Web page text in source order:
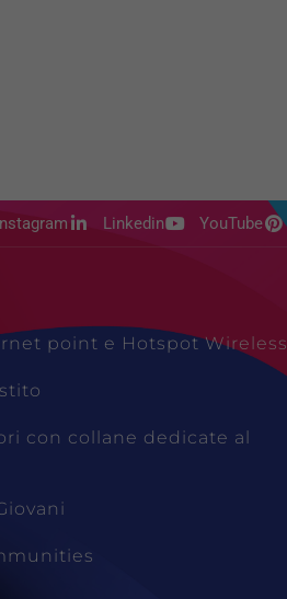
Instagram Linkedin YouTube
point e Hotspot Wireless
con collane dedicate al